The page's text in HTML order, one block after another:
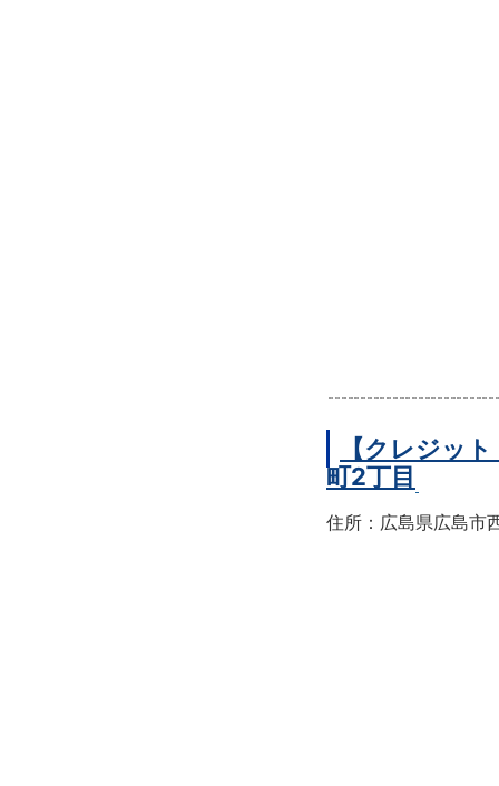
【クレジッ
町2丁目
住所：広島県広島市